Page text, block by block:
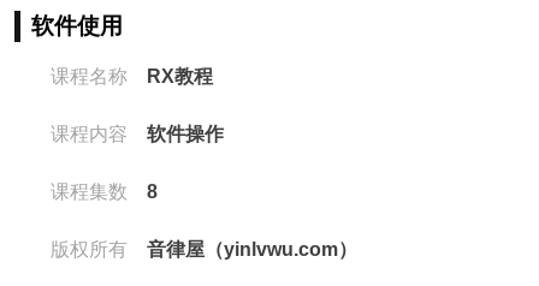
软件使用
课程名称 RX教程
课程内容 软件操作
课程集数 8
版权所有 音律屋（yinlvwu.com）